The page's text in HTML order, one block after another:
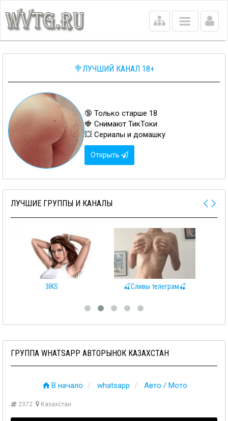
Main
menu
🍭ЛУЧШИЙ КАНАЛ 18+
🔞 Только старше 18
🍓 Снимают ТикТоки
💥 Сериалы и домашку
Открыть
ЛУЧШИЕ ГРУППЫ И КАНАЛЫ
3IKS 🍒Сливы телеграм🍒
ГРУППА WHATSAPP АВТОРЫНОК КАЗАХСТАН
В начало whatsapp Авто / Мото
2372 Казахстан